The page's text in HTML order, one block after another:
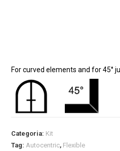
For curved elements and for 45°
Categoria: Kit
Tag:Autocentric, Flexible